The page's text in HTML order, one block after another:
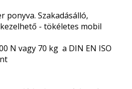
ponyva. Szakadásálló,
- tökéletes mobil
N vagy 70 kg a DIN EN ISO